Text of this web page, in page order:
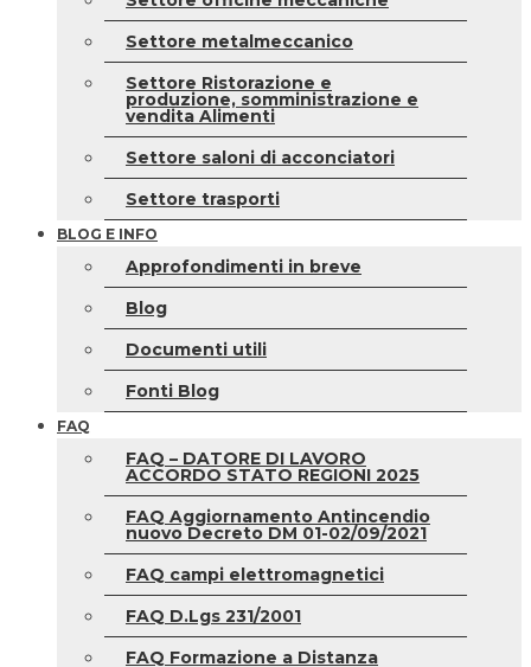
Settore metalmeccanico
Settore Ristorazione e
produzione, somministrazione e
vendita Alimenti
Settore saloni di acconciatori
Settore trasporti
BLOG E INFO
Approfondimenti in breve
Blog
Documenti utili
Fonti Blog
FAQ
FAQ – DATORE DI LAVORO
ACCORDO STATO REGIONI 2025
FAQ Aggiornamento Antincendio
nuovo Decreto DM 01-02/09/2021
FAQ campi elettromagnetici
FAQ D.Lgs 231/2001
FAQ Formazione a Distanza